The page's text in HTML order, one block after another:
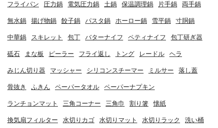
フライパン 圧力鍋 電気圧力鍋 土鍋 保温調理鍋 片手鍋 両手鍋
無水鍋 揚げ物鍋 餃子鍋 パスタ鍋 ホーロー鍋 雪平鍋 寸胴鍋
中華鍋 スキレット 包丁 バターナイフ ペティナイフ 包丁研ぎ器
砥石 まな板 ピーラー フライ返し トング レードル ヘラ
みじん切り器 マッシャー シリコンスチーマー ミルサー 落し蓋
骨抜き ふきん ペーパータオル ペーパーナプキン
ランチョンマット 三角コーナー 三角巾 割り箸 懐紙
換気扇フィルター 水切りカゴ 水切りマット 水切りラック 洗い桶